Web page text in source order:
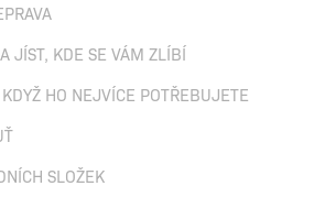
JÍST, KDE SE VÁM ZLÍBÍ
HO NEJVÍCE POTŘEBUJETE
SLOŽEK